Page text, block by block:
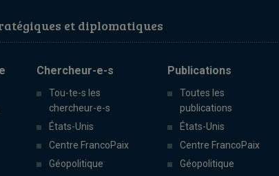
et diplomatiques
Chercheur-e-s
Tou-te-s les
chercheur-e-s
États-Unis
Centre FrancoPaix
Géopolitique
Publications
Toutes les
publications
États-Unis
Centre FrancoPaix
Géopolitique